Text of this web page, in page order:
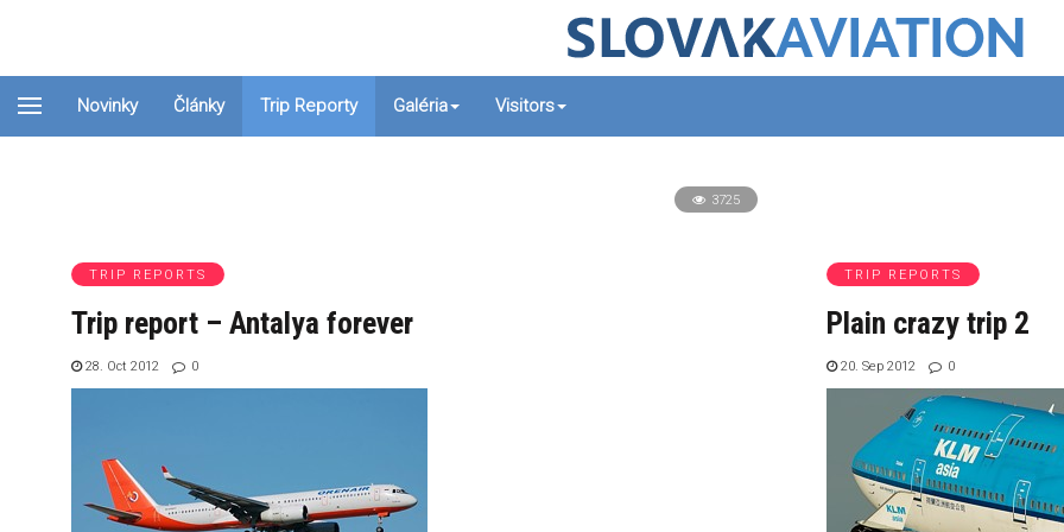
Novinky Články Trip Reporty Galéria Visitors
3725
TRIP REPORTS
Trip report – Antalya forever
28. Oct 2012 0
TRIP REPORTS
Plain crazy trip 2
20. Sep 2012 0